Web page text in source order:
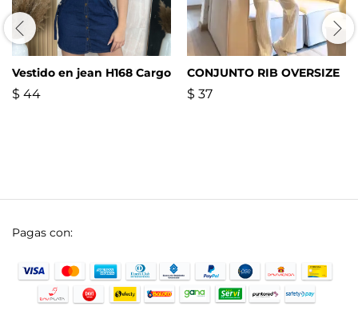
Vestido en jean H168 Cargo
$ 44
CONJUNTO RIB OVERSIZE
$ 37
Pagas con: